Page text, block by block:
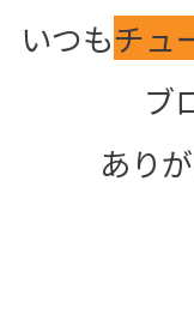
いつもチュ
ブ
あり